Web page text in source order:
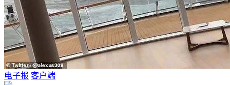
电子报 客户端